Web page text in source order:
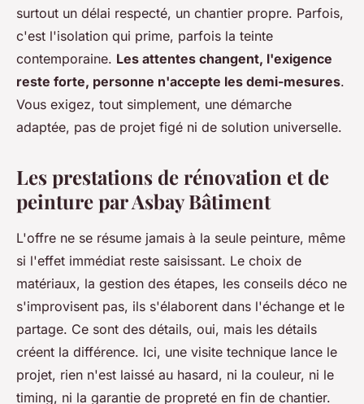
surtout un délai respecté, un chantier propre. Parfois,
c'est l'isolation qui prime, parfois la teinte
contemporaine. Les attentes changent, l'exigence
reste forte, personne n'accepte les demi-mesures.
Vous exigez, tout simplement, une démarche
adaptée, pas de projet figé ni de solution universelle.
Les prestations de rénovation et de
peinture par Asbay Bâtiment
L'offre ne se résume jamais à la seule peinture, même
si l'effet immédiat reste saisissant. Le choix de
matériaux, la gestion des étapes, les conseils déco ne
s'improvisent pas, ils s'élaborent dans l'échange et le
partage. Ce sont des détails, oui, mais les détails
créent la différence. Ici, une visite technique lance le
projet, rien n'est laissé au hasard, ni la couleur, ni le
timing, ni la garantie de propreté en fin de chantier.